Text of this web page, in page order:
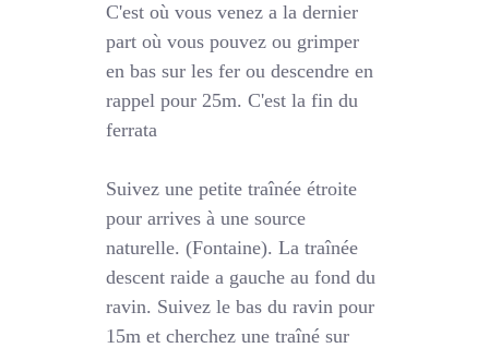
C'est où vous venez a la dernier
part où vous pouvez ou grimper
en bas sur les fer ou descendre en
rappel pour 25m. C'est la fin du
ferrata
Suivez une petite traînée étroite
pour arrives à une source
naturelle. (Fontaine). La traînée
descent raide a gauche au fond du
ravin. Suivez le bas du ravin pour
15m et cherchez une traîné sur